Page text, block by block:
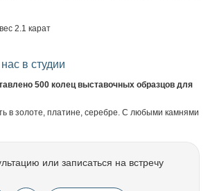
2.1 карат
в студии
500 колец выставочных образцов для
в золоте, платине, серебре. С любыми камнями
или записаться на встречу